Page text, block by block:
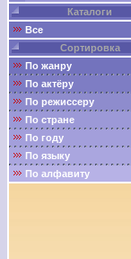
Каталоги
Все
Сортировка
По жанру
По актёру
По режиссеру
По стране
По году
По языку
По алфавиту